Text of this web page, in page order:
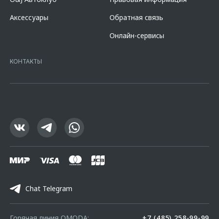
официальных дилерских центрах «Omoda». Изучите все условия
кредита в разделе «Кредит на покупку автомобиля у дилера» на
сайте банкаhttps://alfabank.ru/get-money/auto-loan/dealers/?
7728168971 ОГРН 1027700067328 место нахождение 107078, г.
офертой.
Аксессуары
Обратная связь
Онлайн-сервисы
КОНТАКТЫ
Chat Telegram